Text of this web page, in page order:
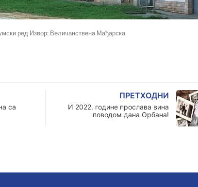
ред Извор: Величанствена Мађарска
са
ПРЕТХОДНИ
И 2022. године прослава вина
поводом дана Орбана!